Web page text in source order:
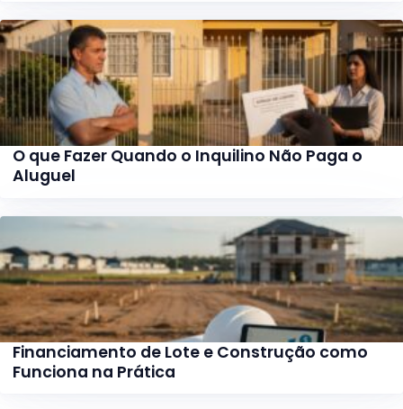
O que Fazer Quando o Inquilino Não Paga o
Aluguel
Financiamento de Lote e Construção como
Funciona na Prática